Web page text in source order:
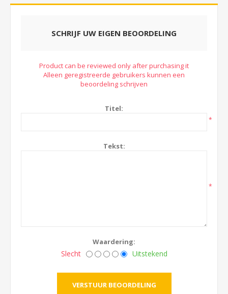
SCHRIJF UW EIGEN BEOORDELING
Product can be reviewed only after purchasing it
Alleen geregistreerde gebruikers kunnen een
beoordeling schrijven
Titel:
*
Tekst:
*
Waardering:
Slecht Uitstekend